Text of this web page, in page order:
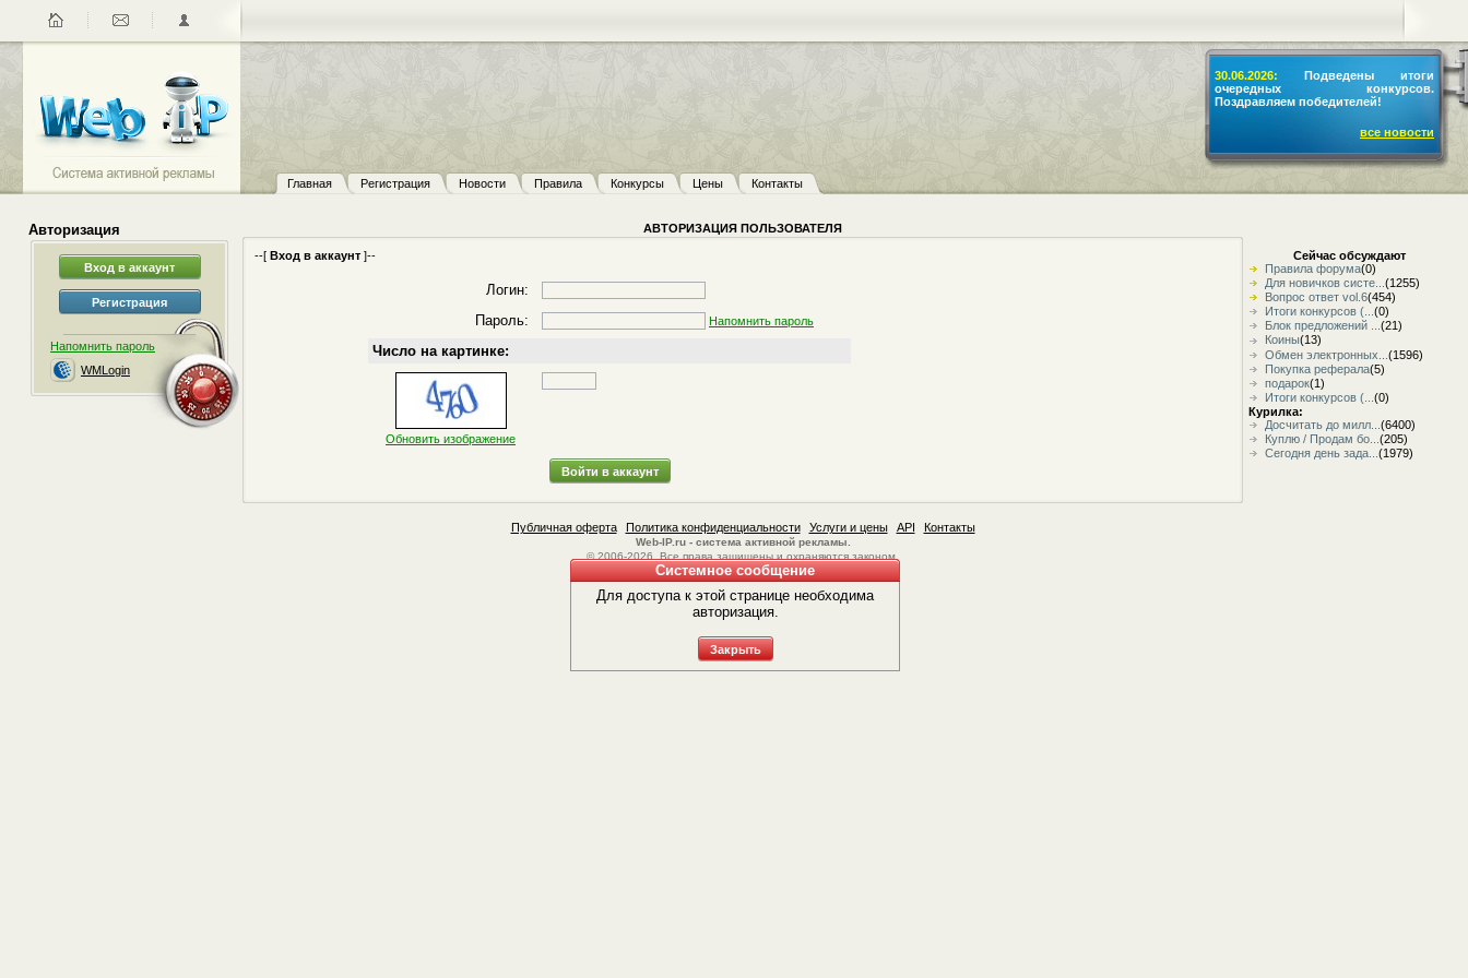
30.06.2026: Подведены итоги
очередных конкурсов.
Поздравляем победителей!
все новости
Главная Регистрация Новости Правила Конкурсы Цены Контакты
Авторизация
Напомнить пароль
WMLogin
АВТОРИЗАЦИЯ ПОЛЬЗОВАТЕЛЯ
--[ Вход в аккаунт ]--
Логин:
Пароль:
Напомнить пароль
Число на картинке:
Обновить изображение
Публичная оферта Политика конфиденциальности Услуги и цены API Контакты
Web-IP.ru - система активной рекламы.
© 2006-2026. Все права защищены и охраняются законом.
Системное сообщение
Для доступа к этой странице необходима
авторизация.
Сейчас обсуждают
Правила форума(0)
Для новичков систе... (1255)
Вопрос ответ vol.6(454)
Итоги конкурсов (... (0)
Блок предложений ... (21)
Коины(13)
Обмен электронных... (1596)
Покупка реферала(5)
подарок(1)
Итоги конкурсов (... (0)
Курилка:
Досчитать до милл... (6400)
Куплю / Продам бо... (205)
Сегодня день зада... (1979)